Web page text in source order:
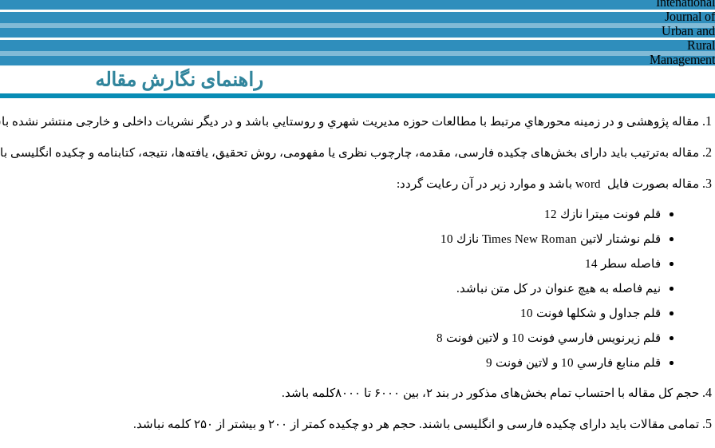
راهنمای نگارش مقاله
مقاله پژوهشی و در زمینه محورهاي مرتبط با مطالعات حوزه مديريت شهري و روستايي باشد و در دیگر نشریات داخلی و خارجی منتشر نشده
مقاله به‌ترتیب باید دارای بخش‌های چکیده فارسی، مقدمه، چارچوب نظری یا مفهومی، روش تحقیق، یافته‌ها، نتیجه، کتابنامه و چکیده انگلیسی
مقاله بصورت فايل word باشد و موارد زير در آن رعايت گردد:
قلم فونت ميترا نازك 12
قلم نوشتار لاتين Times New Roman نازك 10
فاصله سطر 14
نيم فاصله به هيچ عنوان در كل متن نباشد.
قلم جداول و شكلها فونت 10
قلم زيرنويس فارسي فونت 10 و لاتين فونت 8
قلم منابع فارسي 10 و لاتين فونت 9
حجم کل مقاله با احتساب تمام بخش‌های مذکور در بند ۲، بین ۶۰۰۰ تا ۸۰۰۰کلمه باشد.
تمامی مقالات باید دارای چکیده فارسی و انگلیسی باشند. حجم هر دو چکیده کمتر از ۲۰۰ و بیشتر از ۲۵۰ کلمه نباشد.